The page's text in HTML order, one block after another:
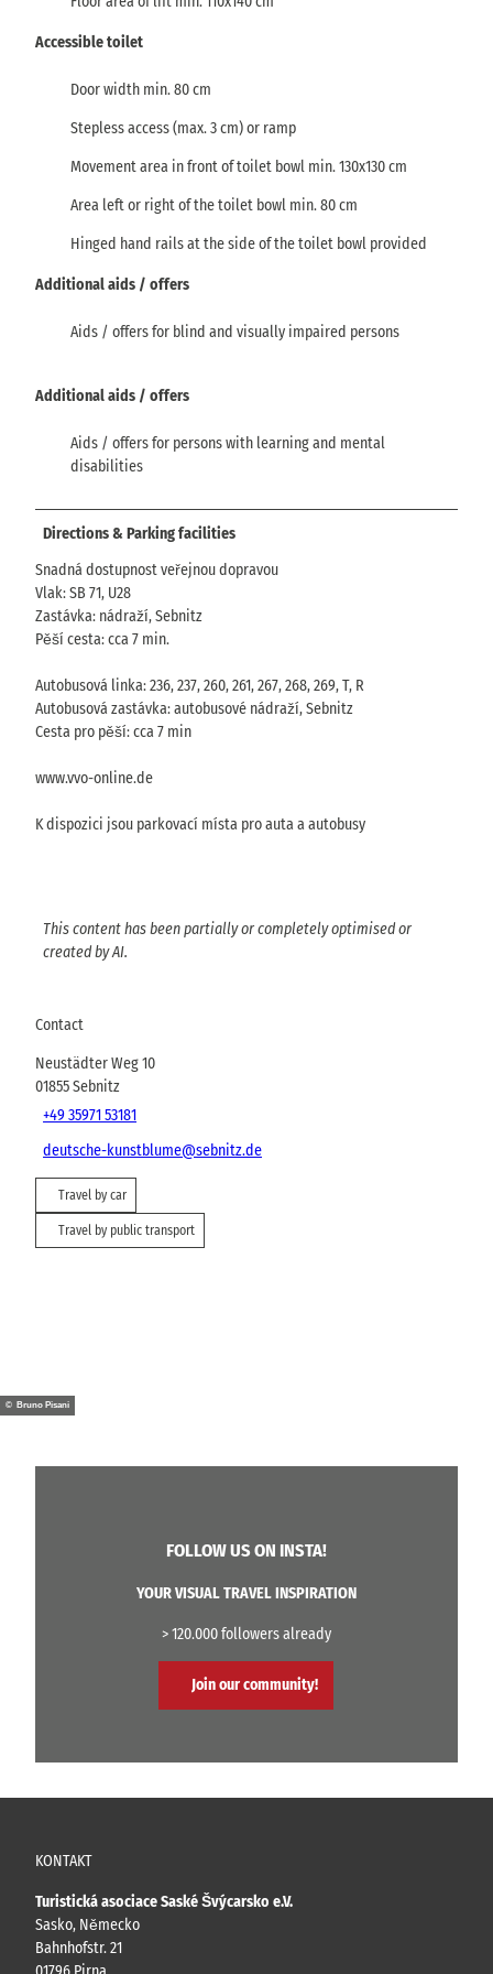
Accessible toilet
Door width min. 80 cm
Stepless access (max. 3 cm) or ramp
Movement area in front of toilet bowl min. 130x130 cm
Area left or right of the toilet bowl min. 80 cm
Hinged hand rails at the side of the toilet bowl provided
Additional aids / offers
Aids / offers for blind and visually impaired persons
Additional aids / offers
Aids / offers for persons with learning and mental
disabilities
Directions & Parking facilities
Snadná dostupnost veřejnou dopravou
Vlak: SB 71, U28
Zastávka: nádraží, Sebnitz
Pěší cesta: cca 7 min.
Autobusová linka: 236, 237, 260, 261, 267, 268, 269, T, R
Autobusová zastávka: autobusové nádraží, Sebnitz
Cesta pro pěší: cca 7 min
www.vvo-online.de
K dispozici jsou parkovací místa pro auta a autobusy
This content has been partially or completely optimised or
created by AI.
Contact
Neustädter Weg 10
01855Sebnitz
+49 35971 53181
deutsche-kunstblume@sebnitz.de
Travel by car
Travel by public transport
© Bruno Pisani
FOLLOW US ON INSTA!
YOUR VISUAL TRAVEL INSPIRATION
> 120.000 followers already
Join our community!
KONTAKT
Turistická asociace Saské Švýcarsko e.V.
Sasko, Německo
Bahnhofstr. 21